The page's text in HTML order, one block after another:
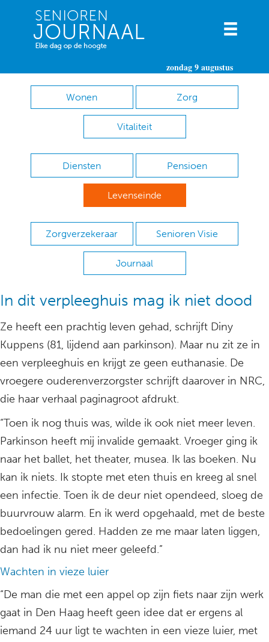
zondag 9 augustus
Wonen Zorg
Vitaliteit
Diensten Pensioen
Levenseinde
Zorgverzekeraar Senioren Visie
Journaal
In dit verpleeghuis mag ik niet dood
Ze heeft een prachtig leven gehad, schrijft Diny
Kuppens (81, lijdend aan parkinson). Maar nu zit ze in
een verpleeghuis en krijgt ze geen euthanasie. De
vroegere ouderenverzorgster schrijft daarover in NRC,
die haar verhaal paginagroot afdrukt.
“Toen ik nog thuis was, wilde ik ook niet meer leven.
Parkinson heeft mij invalide gemaakt. Vroeger ging ik
naar het ballet, het theater, musea. Ik las boeken. Nu
kan ik niets. Ik stopte met eten thuis en kreeg al snel
een infectie. Toen ik de deur niet opendeed, sloeg de
buurvrouw alarm. En ik werd opgehaald, met de beste
bedoelingen gered. Hadden ze me maar laten liggen,
dan had ik nu niet meer geleefd.”
Wachten in vieze luier
“De man die met een appel op zijn fiets naar zijn werk
gaat in Den Haag heeft geen idee dat er ergens al
iemand 24 uur ligt te wachten in een vieze luier, met